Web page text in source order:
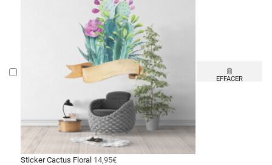
Sticker Cactus Floral 14,95€
EFFACER